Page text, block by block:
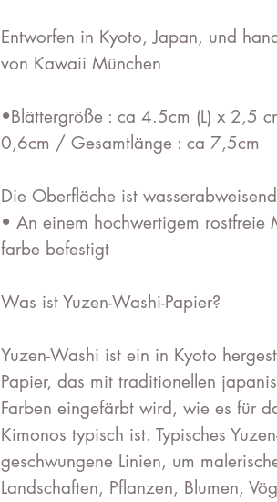
Entworfen in Kyoto, Japan, und
von Kawaii München
•Blättergröße : ca 4.5cm (L) x 2,5
0,6cm / Gesamtlänge : ca 7,5cm
Die Oberfläche ist
• An einem hochwertigem
farbe befestigt
Was ist Yuzen-Washi-Papier?
Yuzen-Washi ist ein in Kyoto
Papier, das mit traditionellen
Farben eingefärbt wird, wie es für
Kimonos typisch ist. Typisches
geschwungene Linien, um
Landschaften, Pflanzen, Blumen,